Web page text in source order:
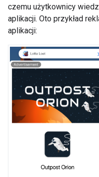
czemu użytkownicy
aplikacji. Oto przykład
aplikacji: